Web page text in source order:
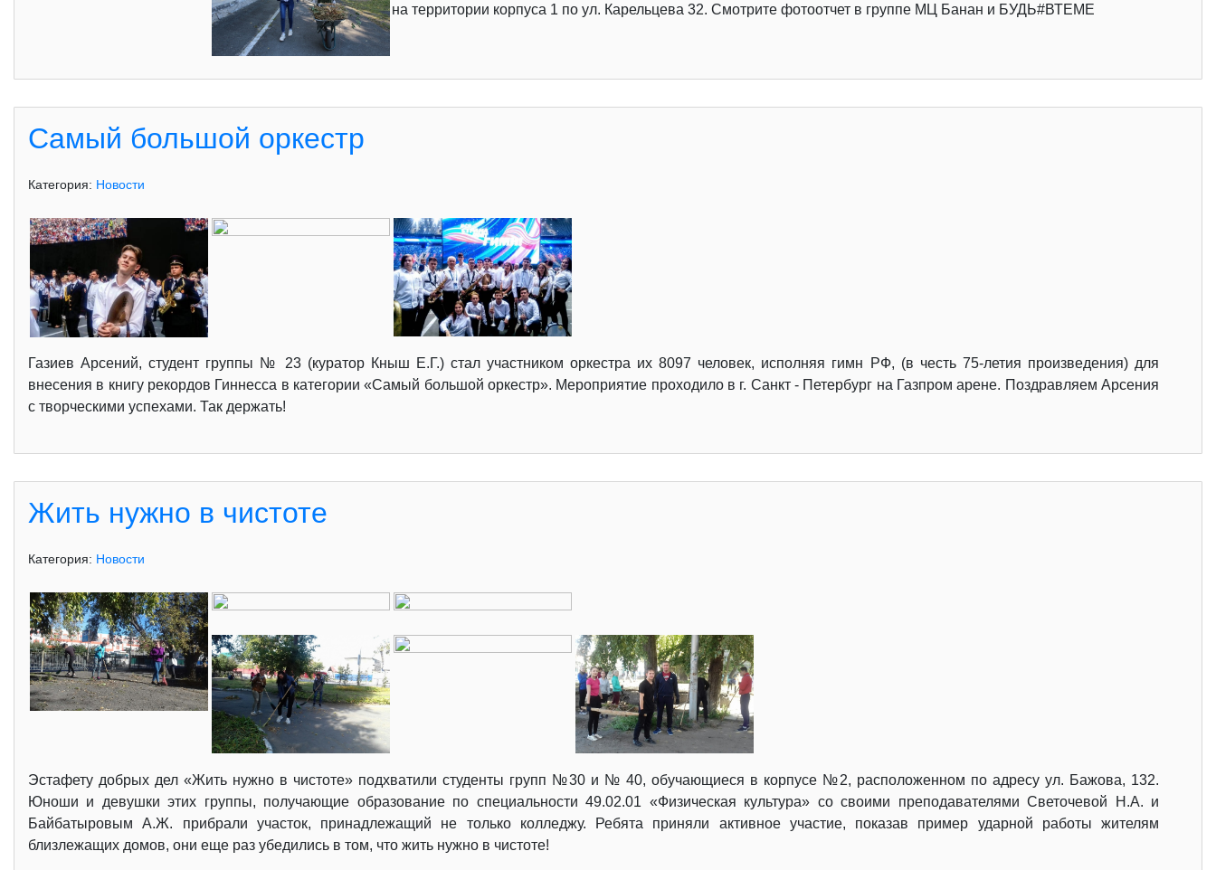
на территории корпуса 1 по ул. Карельцева 32. Смотрите фотоотчет в группе МЦ Банан и БУДЬ#ВТЕМЕ
Самый большой оркестр
Категория: Новости
Газиев Арсений, студент группы № 23 (куратор Кныш Е.Г.) стал участником оркестра их 8097 человек, исполняя гимн РФ, (в честь 75-летия произведения) для
внесения в книгу рекордов Гиннесса в категории «Самый большой оркестр». Мероприятие проходило в г. Санкт - Петербург на Газпром арене. Поздравляем Арсения
с творческими успехами. Так держать!
Жить нужно в чистоте
Категория: Новости
Эстафету добрых дел «Жить нужно в чистоте» подхватили студенты групп №30 и № 40, обучающиеся в корпусе №2, расположенном по адресу ул. Бажова, 132.
Юноши и девушки этих группы, получающие образование по специальности 49.02.01 «Физическая культура» со своими преподавателями Светочевой Н.А. и
Байбатыровым А.Ж. прибрали участок, принадлежащий не только колледжу. Ребята приняли активное участие, показав пример ударной работы жителям
близлежащих домов, они еще раз убедились в том, что жить нужно в чистоте!